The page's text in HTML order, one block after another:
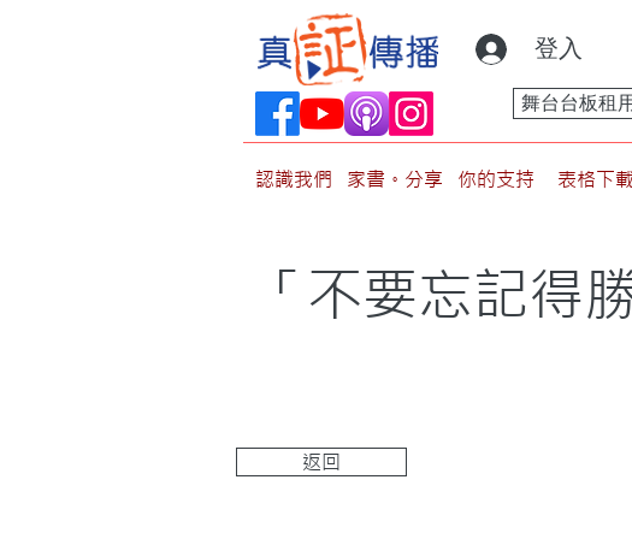
登入
舞台台板租
認識我們 家書。分享 你的支持 表格下載
「不要忘記得
返回